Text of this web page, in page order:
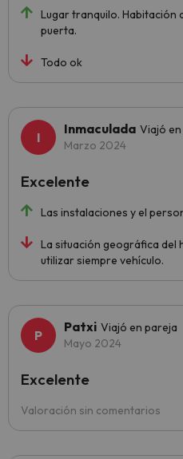
Lugar tranquilo. Habitación
puerta.
Todo ok
Inmaculada Viajó
Marzo 2024
Las instalaciones y el
La situación geográfica del
utilizar siempre vehículo.
Excelente
Patxi Viajó en pareja
Mayo 2024
Valoración sin comentarios
Excelente